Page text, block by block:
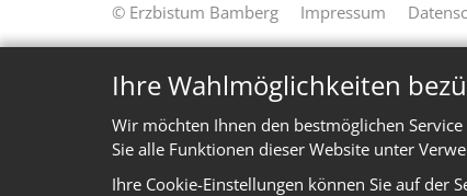
Ihre Wahlmöglichkeiten
Wir möchten Ihnen den bestmöglichen
Sie alle Funktionen dieser Website unter
Ihre Cookie-Einstellungen können Sie auf der
© Erzbistum Bamberg Impressum